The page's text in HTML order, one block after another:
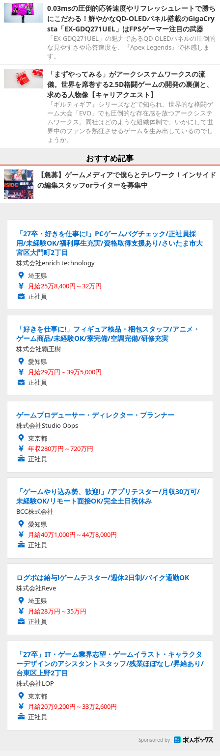
0.03msの圧倒的応答速度やリフレッシュレートで勝ち
にこだわる！鮮やかなQD-OLEDパネル搭載のGigaCry
sta「EX-GDQ271UEL」はFPSゲーマー注目の武器
「EX-GDQ271UEL」の魅力であるQD-OLEDパネルの圧倒的
な見やすさや応答速度を、『Apex Legends』で体感しま
す。
「まずやってみる」がアークシステムワークスの流
儀。世界を席巻する2.5D格闘ゲームの開発の裏側と、
求める人物像【キャリアクエスト】
『ギルティギア』シリーズなどで知られ、世界的な格闘ゲ
ーム大会「EVO」でも圧倒的な存在感を放つアークシステ
ムワークス。同社はどのような組織体制で、いかにして世
界中のファンを熱狂させるゲームを生み出しているのでし
ょうか。
おすすめ記事
【急募】ゲームメディアで僕らとテレワーク！インサイド
の編集スタッフorライターを募集中
「27卒・好きを仕事に!」PCゲームバグチェック/正社員採
用/未経験OK/福利厚生充実/資格取得支援あり/さいたま市大
宮区大門町2丁目
株式会社enrich technology
埼玉県
月給25万8,400円～32万円
正社員
「好きを仕事に!」フィギュア検品・梱包スタッフ/アニメ・
ゲーム商品/未経験OK/寮完備/空調完備/研修充実
株式会社覇王樹
愛知県
月給29万円～39万5,000円
正社員
ゲームプロデューサー・ディレクター・プランナー
株式会社Studio Oops
東京都
年収280万円～720万円
正社員
「ゲームやり込み勢、歓迎!」/アプリテスター/月収30万可/
未経験OK/リモート面接OK/完全土日祝休み
BCC株式会社
愛知県
月給40万1,000円～44万8,000円
正社員
ログボは給与!ゲームテスター/週休2日制/バイク通勤OK
株式会社Reve
埼玉県
月給28万円～35万円
正社員
「27卒」IT・ゲーム業界志望・ゲームイラスト・キャラクタ
ーデザインのアシスタントスタッフ/残業ほぼなし/昇給あり/
台東区上野2丁目
株式会社LOP
東京都
月給20万9,200円～33万2,600円
正社員
Sponsored by